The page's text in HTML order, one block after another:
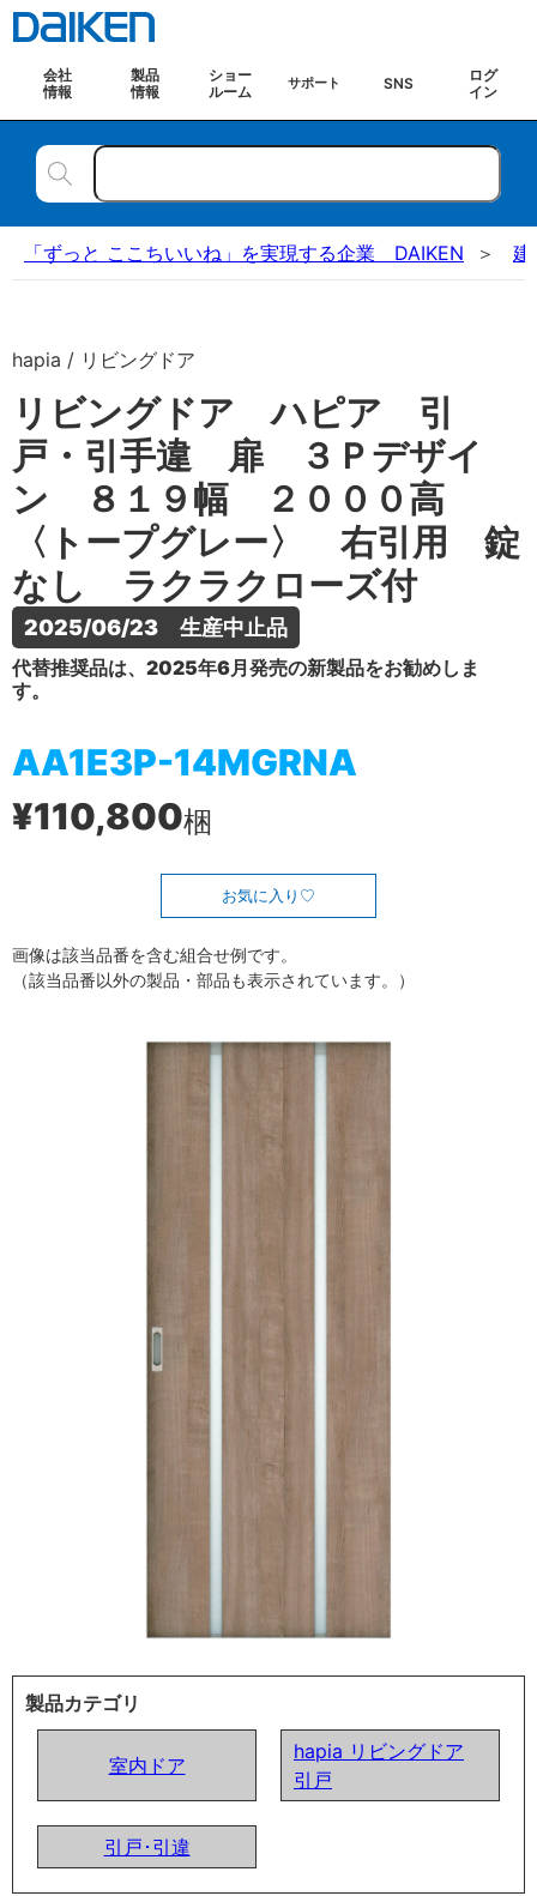
会社
情報
製品
情報
ショー
ルーム
サポート SNS
ログ
イン
「ずっと ここちいいね」を実現する企業 DAIKEN 建
hapia / リビングドア
リビングドア ハピア 引
戸・引手違 扉 ３Ｐデザイ
ン ８１９幅 ２０００高
〈トープグレー〉 右引用 錠
なし ラクラクローズ付
2025/06/23　生産中止品
代替推奨品は、2025年6月発売の新製品をお勧めしま
す。
AA1E3P-14MGRNA
¥110,800梱
お気に入り
画像は該当品番を含む組合せ例です。
（該当品番以外の製品・部品も表示されています。）
製品カテゴリ
室内ドア
hapia リビングドア
引戸
引戸･引違